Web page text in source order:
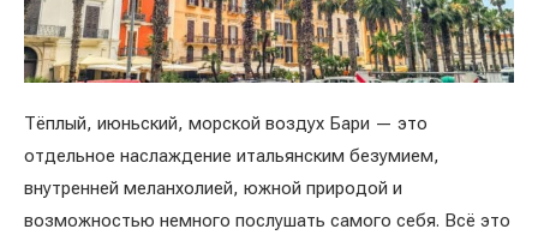
Тёплый, июньский, морской воздух Бари — это
отдельное наслаждение итальянским безумием,
внутренней меланхолией, южной природой и
возможностью немного послушать самого себя. Всё это